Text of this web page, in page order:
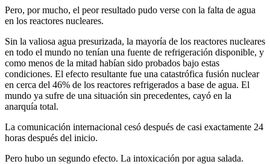
Pero, por mucho, el peor resultado pudo verse con la falta de agua
en los reactores nucleares.
Sin la valiosa agua presurizada, la mayoría de los reactores nucleares
en todo el mundo no tenían una fuente de refrigeración disponible, y
como menos de la mitad habían sido probados bajo estas
condiciones. El efecto resultante fue una catastrófica fusión nuclear
en cerca del 46% de los reactores refrigerados a base de agua. El
mundo ya sufre de una situación sin precedentes, cayó en la
anarquía total.
La comunicación internacional cesó después de casi exactamente 24
horas después del inicio.
Pero hubo un segundo efecto. La intoxicación por agua salada.